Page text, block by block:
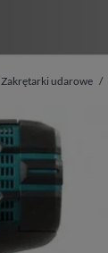
Zakrętarki udarowe